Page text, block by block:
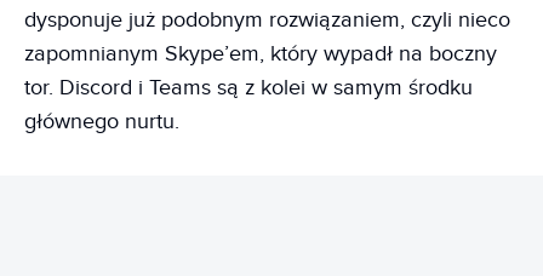
dysponuje już podobnym rozwiązaniem, czyli nieco
zapomnianym Skype’em, który wypadł na boczny
tor. Discord i Teams są z kolei w samym środku
głównego nurtu.